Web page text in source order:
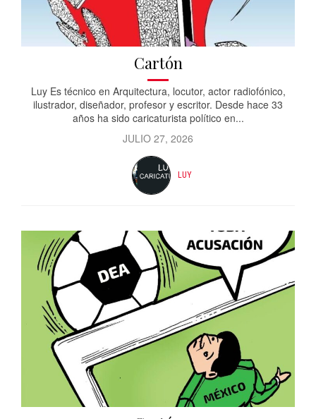
Cartón
Luy Es técnico en Arquitectura, locutor, actor radiofónico,
ilustrador, diseñador, profesor y escritor. Desde hace 33
años ha sido caricaturista político en...
JULIO 27, 2026
LUY